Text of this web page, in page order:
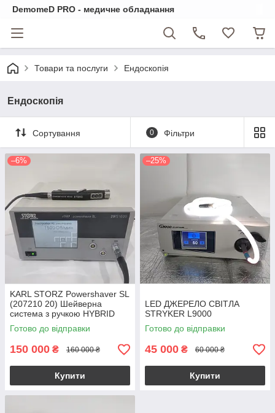
DemomeD PRO - медичне обладнання
Товари та послуги Ендоскопія
Ендоскопія
Сортування 0 Фільтри
–6%
KARL STORZ Powershaver SL
(207210 20) Шейверна
система з ручкою HYBRID
(287210 50)
Готово до відправки
150 000 ₴ 160 000 ₴
Купити
–25%
LED ДЖЕРЕЛО СВІТЛА
STRYKER L9000
Готово до відправки
45 000 ₴ 60 000 ₴
Купити